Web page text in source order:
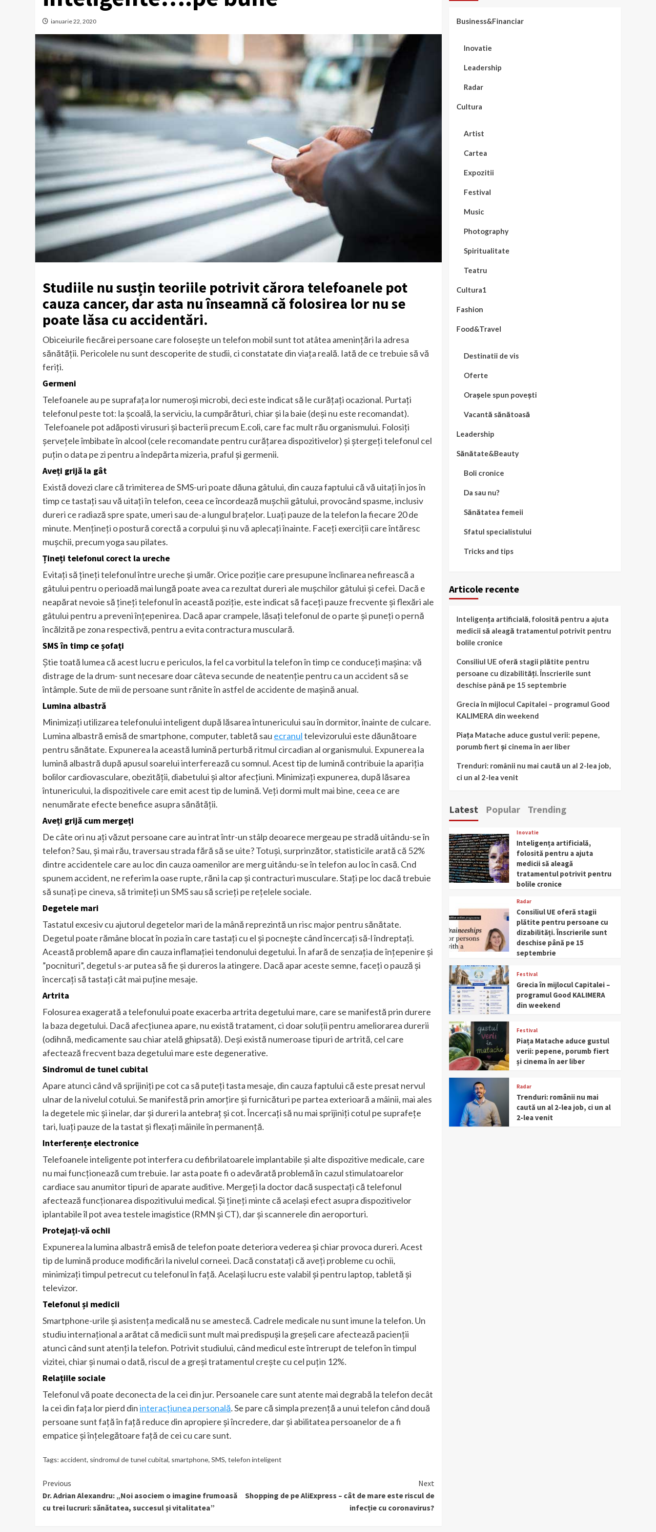
ianuarie 22, 2020
Studiile nu susțin teoriile potrivit cărora telefoanele pot
cauza cancer, dar asta nu înseamnă că folosirea lor nu se
poate lăsa cu accidentări.
Obiceiurile fiecărei persoane care folosește un telefon mobil sunt tot atâtea amenințări la adresa
sănătății. Pericolele nu sunt descoperite de studii, ci constatate din viața reală. Iată de ce trebuie să vă
feriți.
Germeni
Telefoanele au pe suprafața lor numeroși microbi, deci este indicat să le curățați ocazional. Purtați
telefonul peste tot: la școală, la serviciu, la cumpărături, chiar și la baie (deși nu este recomandat).
Telefoanele pot adăposti virusuri și bacterii precum E.coli, care fac mult rău organismului. Folosiți
șervețele îmbibate în alcool (cele recomandate pentru curățarea dispozitivelor) și ștergeți telefonul cel
puțin o data pe zi pentru a îndepărta mizeria, praful și germenii.
Aveți grijă la gât
Există dovezi clare că trimiterea de SMS-uri poate dăuna gâtului, din cauza faptului că vă uitați în jos în
timp ce tastați sau vă uitați în telefon, ceea ce încordează mușchii gâtului, provocând spasme, inclusiv
dureri ce radiază spre spate, umeri sau de-a lungul brațelor. Luați pauze de la telefon la fiecare 20 de
minute. Mențineți o postură corectă a corpului și nu vă aplecați înainte. Faceți exerciții care întăresc
mușchii, precum yoga sau pilates.
Țineți telefonul corect la ureche
Evitați să țineți telefonul între ureche și umăr. Orice poziție care presupune înclinarea nefirească a
gâtului pentru o perioadă mai lungă poate avea ca rezultat dureri ale mușchilor gâtului și cefei. Dacă e
neapărat nevoie să țineți telefonul în această poziție, este indicat să faceți pauze frecvente și flexări ale
gâtului pentru a preveni înțepenirea. Dacă apar crampele, lăsați telefonul de o parte și puneți o pernă
încălzită pe zona respectivă, pentru a evita contractura musculară.
SMS în timp ce șofați
Știe toată lumea că acest lucru e periculos, la fel ca vorbitul la telefon în timp ce conduceți mașina: vă
distrage de la drum- sunt necesare doar câteva secunde de neatenție pentru ca un accident să se
întâmple. Sute de mii de persoane sunt rănite în astfel de accidente de mașină anual.
Lumina albastră
Minimizați utilizarea telefonului inteligent după lăsarea întunericului sau în dormitor, înainte de culcare.
Lumina albastră emisă de smartphone, computer, tabletă sau ecranultelevizorului este dăunătoare
pentru sănătate. Expunerea la această lumină perturbă ritmul circadian al organismului. Expunerea la
lumină albastră după apusul soarelui interferează cu somnul. Acest tip de lumină contribuie la apariția
bolilor cardiovasculare, obezității, diabetului și altor afecțiuni. Minimizați expunerea, după lăsarea
întunericului, la dispozitivele care emit acest tip de lumină. Veți dormi mult mai bine, ceea ce are
nenumărate efecte benefice asupra sănătății.
Aveți grijă cum mergeți
De câte ori nu ați văzut persoane care au intrat într-un stâlp deoarece mergeau pe stradă uitându-se în
telefon? Sau, și mai rău, traversau strada fără să se uite? Totuși, surprinzător, statisticile arată că 52%
dintre accidentele care au loc din cauza oamenilor are merg uitându-se în telefon au loc în casă. Cnd
spunem accident, ne referim la oase rupte, răni la cap și contracturi musculare. Stați pe loc dacă trebuie
să sunați pe cineva, să trimiteți un SMS sau să scrieți pe rețelele sociale.
Degetele mari
Tastatul excesiv cu ajutorul degetelor mari de la mână reprezintă un risc major pentru sănătate.
Degetul poate rămâne blocat în pozia în care tastați cu el și pocnește când încercați să-l îndreptați.
Această problemă apare din cauza inflamației tendonului degetului. În afară de senzația de înțepenire și
”pocnituri”, degetul s-ar putea să fie și dureros la atingere. Dacă apar aceste semne, faceți o pauză și
încercați să tastați cât mai puține mesaje.
Artrita
Folosurea exagerată a telefonului poate exacerba artrita degetului mare, care se manifestă prin durere
la baza degetului. Dacă afecțiunea apare, nu există tratament, ci doar soluții pentru ameliorarea durerii
(odihnă, medicamente sau chiar atelă ghipsată). Deși există numeroase tipuri de artrită, cel care
afectează frecvent baza degetului mare este degenerative.
Sindromul de tunel cubital
Apare atunci când vă sprijiniți pe cot ca să puteți tasta mesaje, din cauza faptului că este presat nervul
ulnar de la nivelul cotului. Se manifestă prin amorțire și furnicături pe partea exterioară a mâinii, mai ales
la degetele mic și inelar, dar și dureri la antebraț și cot. Încercați să nu mai sprijiniți cotul pe suprafețe
tari, luați pauze de la tastat și flexați mâinile în permanență.
Interferențe electronice
Telefoanele inteligente pot interfera cu defibrilatoarele implantabile și alte dispozitive medicale, care
nu mai funcționează cum trebuie. Iar asta poate fi o adevărată problemă în cazul stimulatoarelor
cardiace sau anumitor tipuri de aparate auditive. Mergeți la doctor dacă suspectați că telefonul
afectează funcționarea dispozitivului medical. Și țineți minte că același efect asupra dispozitivelor
iplantabile îl pot avea testele imagistice (RMN și CT), dar și scannerele din aeroporturi.
Protejați-vă ochii
Expunerea la lumina albastră emisă de telefon poate deteriora vederea și chiar provoca dureri. Acest
tip de lumină produce modificări la nivelul corneei. Dacă constatați că aveți probleme cu ochii,
minimizați timpul petrecut cu telefonul în față. Același lucru este valabil și pentru laptop, tabletă și
televizor.
Telefonul și medicii
Smartphone-urile și asistența medicală nu se amestecă. Cadrele medicale nu sunt imune la telefon. Un
studiu internațional a arătat că medicii sunt mult mai predispuși la greșeli care afectează pacienții
atunci când sunt atenți la telefon. Potrivit studiului, când medicul este întrerupt de telefon în timpul
vizitei, chiar și numai o dată, riscul de a greși tratamentul crește cu cel puțin 12%.
Relațiile sociale
Telefonul vă poate deconecta de la cei din jur. Persoanele care sunt atente mai degrabă la telefon decât
la cei din fața lor pierd dininteracțiunea personală. Se pare că simpla prezență a unui telefon când două
persoane sunt față în față reduce din apropiere și încredere, dar și abilitatea persoanelor de a fi
empatice și înțelegătoare față de cei cu care sunt.
Tags: accident, sindromul de tunel cubital, smartphone, SMS, telefon inteligent
Continue
Reading
Previous
Dr. Adrian Alexandru: „Noi asociem o imagine frumoasă
cu trei lucruri: sănătatea, succesul și vitalitatea”
Next
Shopping de pe AliExpress – cât de mare este riscul de
infecție cu coronavirus?
Business&Financiar
Inovatie
Leadership
Radar
Cultura
Artist
Cartea
Expozitii
Festival
Music
Photography
Spiritualitate
Teatru
Cultura1
Fashion
Food&Travel
Destinatii de vis
Oferte
Orașele spun povești
Vacantă sănătoasă
Leadership
Sănătate&Beauty
Boli cronice
Da sau nu?
Sănătatea femeii
Sfatul specialistului
Tricks and tips
Articole recente
Inteligența artificială, folosită pentru a ajuta
medicii să aleagă tratamentul potrivit pentru
bolile cronice
Consiliul UE oferă stagii plătite pentru
persoane cu dizabilități. Înscrierile sunt
deschise până pe 15 septembrie
Grecia în mijlocul Capitalei – programul Good
KALIMERA din weekend
Piața Matache aduce gustul verii: pepene,
porumb fiert și cinema în aer liber
Trenduri: românii nu mai caută un al 2-lea job,
ci un al 2-lea venit
Latest Popular Trending
Inovatie
Inteligența artificială,
folosită pentru a ajuta
medicii să aleagă
tratamentul potrivit pentru
bolile cronice
Radar
Consiliul UE oferă stagii
plătite pentru persoane cu
dizabilități. Înscrierile sunt
deschise până pe 15
septembrie
Festival
Grecia în mijlocul Capitalei –
programul Good KALIMERA
din weekend
Festival
Piața Matache aduce gustul
verii: pepene, porumb fiert
și cinema în aer liber
Radar
Trenduri: românii nu mai
caută un al 2-lea job, ci un al
2-lea venit